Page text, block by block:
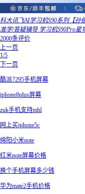
科大讯飞AI学习机S90系列【
准学/答疑辅导 学习机S90Pro星
2000条评价
上一页
1/5
下一页
酷派7295手机屏幕
iphone8plus屏幕
zuk手机支持mhl
网上买iphone5c
绵阳小米note
红米note屏幕价格
换个手机屏幕多少钱
华为mate2手机价格